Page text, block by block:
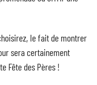
le fait de montrer
sera certainement
Fête des Pères !